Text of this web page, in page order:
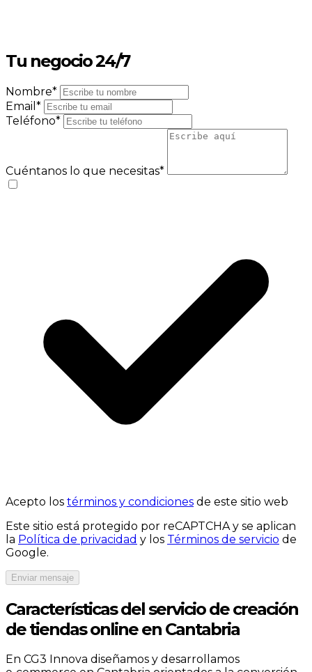
Tu negocio24/7
Nombre*
Email*
Teléfono*
Cuéntanos lo que necesitas*
Acepto los términos y condiciones de este sitio web
Este sitio está protegido por reCAPTCHA y se aplican
la Política de privacidad y los Términos de servicio de
Google.
Enviar mensaje
Características del servicio de creación
de tiendas online en Cantabria
En CG3 Innova diseñamos y desarrollamos